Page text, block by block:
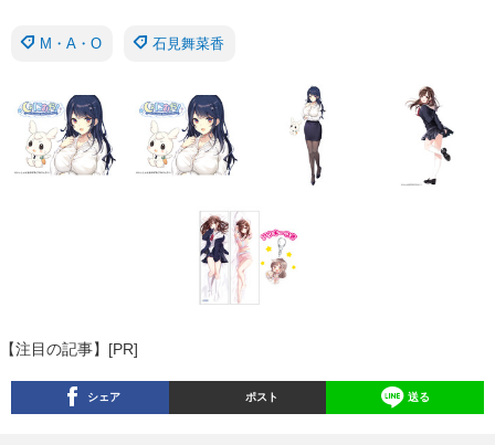
M・A・O 石見舞菜香
【注目の記事】[PR]
シェア ポスト 送る